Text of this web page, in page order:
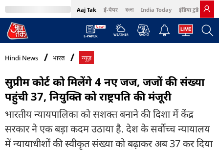
Aaj Tak ई-पेपर বাংলা India Today इंडिया टुडे हिंदी
MumbaiTak Cosmopolitan Harper's Bazaar Northeast
Hindi News भारत न्यूज़
सुप्रीम कोर्ट को मिलेंगे 4 नए जज, जजों की संख्या
पहुंची 37, नियुक्ति को राष्ट्रपति की मंजूरी
भारतीय न्यायपालिका को सशक्त बनाने की दिशा में केंद्र
सरकार ने एक बड़ा कदम उठाया है. देश के सर्वोच्च न्यायालय
में न्यायाधीशों की स्वीकृत संख्या को बढ़ाकर अब 37 कर दिया